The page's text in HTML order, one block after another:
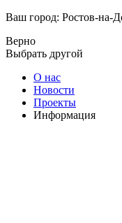
Ваш город: Ростов-на-
Верно
Выбрать другой
О нас
Новости
Проекты
Информация